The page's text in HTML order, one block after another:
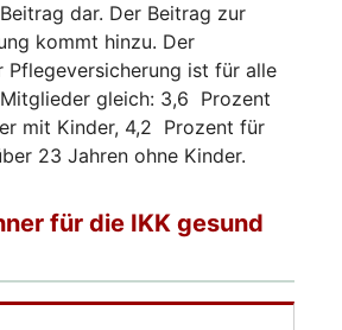
dar. Der Beitrag zur
kommt hinzu. Der
Pflegeversicherung ist für alle
gleich: 3,6 Prozent
mit Kinder, 4,2 Prozent für
23 Jahren ohne Kinder.